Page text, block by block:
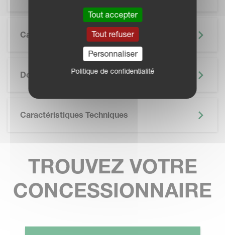
Caractéristiques
Documentation
Caractéristiques Techniques
TROUVEZ VOTRE
CONCESSIONNAIRE
Tout accepter
Tout refuser
Personnaliser
Politique de confidentialité